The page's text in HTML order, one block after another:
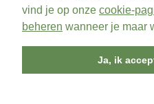
vind je op onze cookie-
beheren wanneer je maar
Ja, ik